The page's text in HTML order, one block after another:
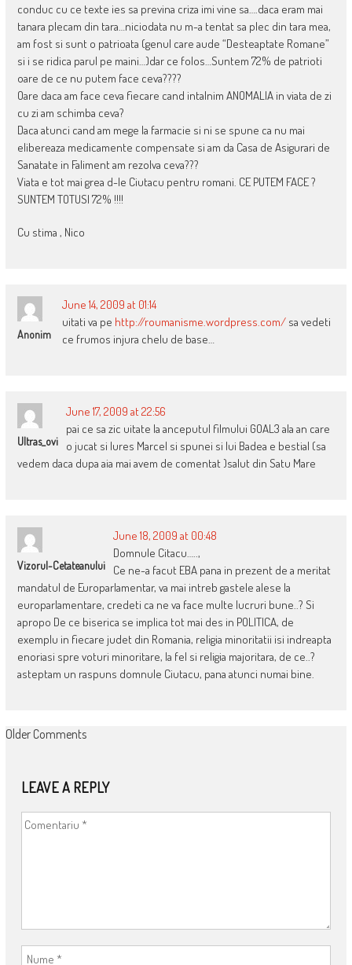
conduc cu ce texte ies sa previna criza imi vine sa….daca eram mai
tanara plecam din tara…niciodata nu m-a tentat sa plec din tara mea,
am fost si sunt o patrioata (genul care aude “Desteaptate Romane”
si i se ridica parul pe maini…)dar ce folos…Suntem 72% de patrioti
oare de ce nu putem face ceva????
Oare daca am face ceva fiecare cand intalnim ANOMALIA in viata de zi
cu zi am schimba ceva?
Daca atunci cand am mege la farmacie si ni se spune ca nu mai
elibereaza medicamente compensate si am da Casa de Asigurari de
Sanatate in Faliment am rezolva ceva???
Viata e tot mai grea d-le Ciutacu pentru romani. CE PUTEM FACE ?
SUNTEM TOTUSI 72% !!!!
Cu stima , Nico
Anonim
June 14, 2009 at 01:14
uitati va pe http://roumanisme.wordpress.com/sa vedeti
ce frumos injura chelu de base…
Ultras_ovi
June 17, 2009 at 22:56
pai ce sa zic uitate la anceputul filmului GOAL3 ala an care
o jucat si Iures Marcel si spunei si lui Badea e bestial (sa
vedem daca dupa aia mai avem de comentat )salut din Satu Mare
Vizorul-Cetateanului
June 18, 2009 at 00:48
Domnule Citacu…..,
Ce ne-a facut EBA pana in prezent de a meritat
mandatul de Europarlamentar, va mai intreb gastele alese la
europarlamentare, credeti ca ne va face multe lucruri bune..? Si
apropo De ce biserica se implica tot mai des in POLITICA, de
exemplu in fiecare judet din Romania, religia minoritatii isi indreapta
enoriasi spre voturi minoritare, la fel si religia majoritara, de ce..?
asteptam un raspuns domnule Ciutacu, pana atunci numai bine.
COMMENT
Older Comments
LEAVE A REPLY